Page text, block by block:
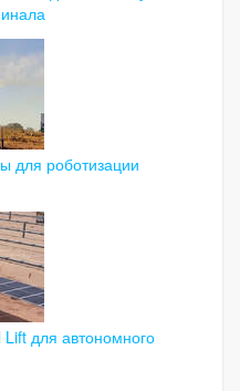
для роботизации
для автономного